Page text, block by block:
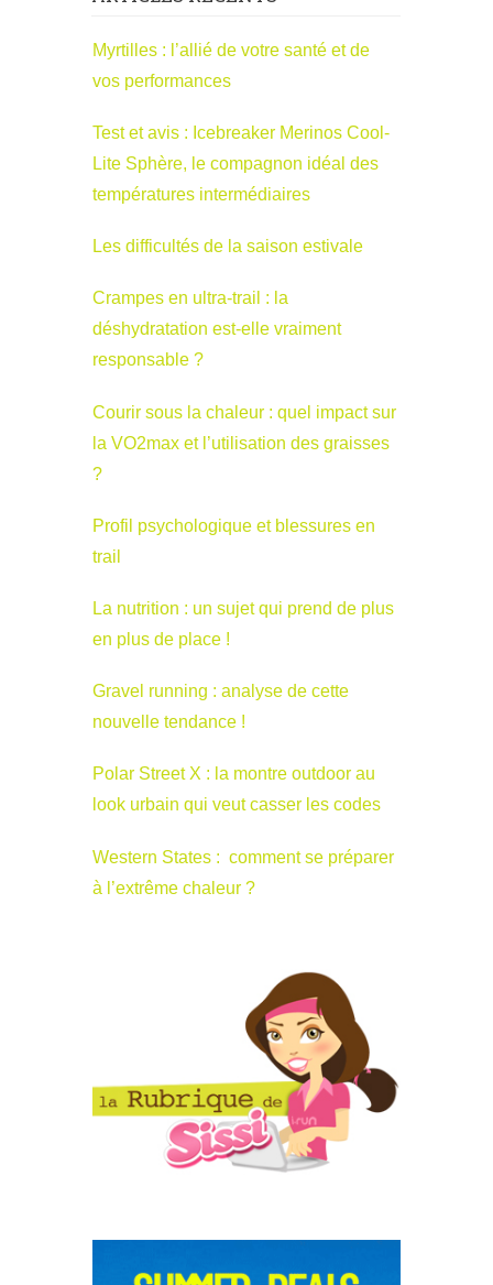
Myrtilles : l’allié de votre santé et de
vos performances
Test et avis : Icebreaker Merinos Cool-
Lite Sphère, le compagnon idéal des
températures intermédiaires
Les difficultés de la saison estivale
Crampes en ultra-trail : la
déshydratation est-elle vraiment
responsable ?
Courir sous la chaleur : quel impact sur
la VO2max et l’utilisation des graisses
?
Profil psychologique et blessures en
trail
La nutrition : un sujet qui prend de plus
en plus de place !
Gravel running : analyse de cette
nouvelle tendance !
Polar Street X : la montre outdoor au
look urbain qui veut casser les codes
Western States : comment se préparer
à l’extrême chaleur ?